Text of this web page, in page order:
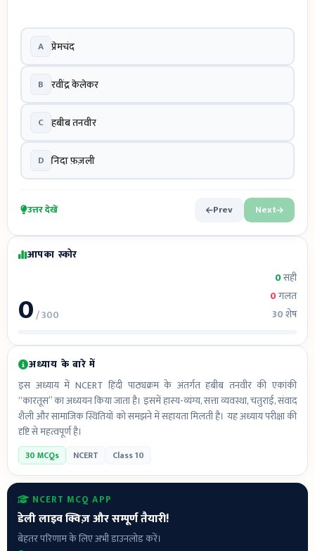
A प्रेमचंद
B रवींद्र केलेकर
C हबीब तनवीर
D निदा फ़ज़ली
उत्तर देखें Prev Next
आपका स्कोर
0/ 300
0सही
0गलत
30शेष
अध्याय के बारे में
इस अध्याय में NCERT हिंदी पाठ्यक्रम के अंतर्गत हबीब तनवीर की एकांकी
“कारतूस” का अध्ययन किया जाता है। इसमें हास्य-व्यंग्य, सत्ता व्यवस्था, चतुराई, संवाद
शैली और सामाजिक स्थितियों को समझने में सहायता मिलती है। यह अध्याय परीक्षा की
दृष्टि से महत्वपूर्ण है।
30 MCQs NCERT Class 10
NCERT MCQ APP
डेली लाइव क्विज़ और सम्पूर्ण तैयारी!
बेहतर परिणाम के लिए अभी डाउनलोड करें।